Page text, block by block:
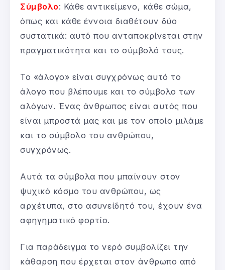
Σύμβολο: Κάθε αντικείμενο, κάθε σώμα,
όπως και κάθε έννοια διαθέτουν δύο
συστατικά: αυτό που ανταποκρίνεται στην
πραγματικότητα και το σύμβολό τους.
Το «άλογο» είναι συγχρόνως αυτό το
άλογο που βλέπουμε και το σύμβολο των
αλόγων. Ένας άνθρωπος είναι αυτός που
είναι μπροστά μας και με τον οποίο μιλάμε
και το σύμβολο του ανθρώπου,
συγχρόνως.
Αυτά τα σύμβολα που μπαίνουν στον
ψυχικό κόσμο του ανθρώπου, ως
αρχέτυπα, στο ασυνείδητό του, έχουν ένα
αφηγηματικό φορτίο.
Για παράδειγμα το νερό συμβολίζει την
κάθαρση που έρχεται στον άνθρωπο από